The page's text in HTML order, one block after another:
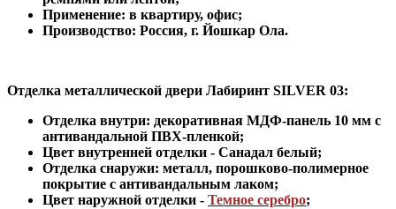
Применение: в квартиру, офис;
Производство: Россия, г. Йошкар Ола.
Отделка металлической двери Лабиринт SILVER 03:
Отделка внутри: декоративная МДФ-панель 10 мм с
антивандальной ПВХ-пленкой;
Цвет внутренней отделки - Санадал белый;
Отделка снаружи: металл, порошково-полимерное
покрытие с антивандальным лаком;
Цвет наружной отделки - Темное серебро;